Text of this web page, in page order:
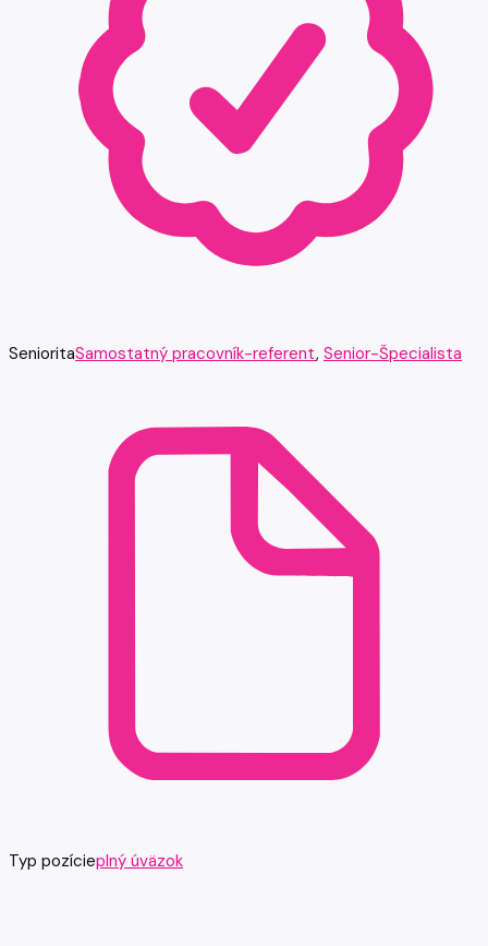
SenioritaSamostatný pracovník-referent, Senior-Špecialista
Typ pozícieplný úväzok